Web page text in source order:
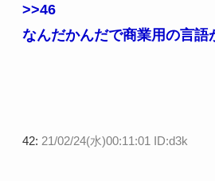
>>46
なんだかんだで商業用の言語
42: 21/02/24(水)00:11:01 ID:d3k